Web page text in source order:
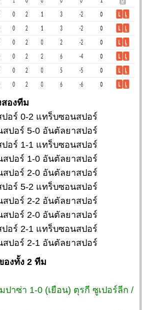
องทีม
อร์ 0-2 แทร็บซอนสปอร์
ปอร์ 5-0 อันตัลยาสปอร์
อร์ 1-1 แทร็บซอนสปอร์
ปอร์ 1-0 อันตัลยาสปอร์
ปอร์ 2-0 อันตัลยาสปอร์
อร์ 5-2 แทร็บซอนสปอร์
ปอร์ 2-2 อันตัลยาสปอร์
ปอร์ 2-0 อันตัลยาสปอร์
อร์ 2-1 แทร็บซอนสปอร์
ปอร์ 2-1 อันตัลยาสปอร์
งทั้ง 2 ทีม
ปาซ่า 1-0 (เยือน) ตุรกี ซูเปอร์ลีก /